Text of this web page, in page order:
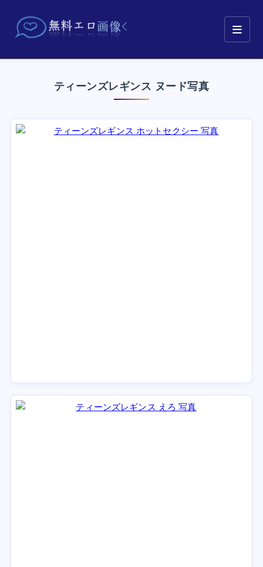
ティーンズレギンス ヌード写真